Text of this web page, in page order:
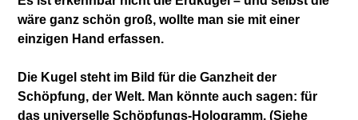
wäre ganz schön groß, wollte man sie mit einer
einzigen Hand erfassen.
Die Kugel steht im Bild für die Ganzheit der
Schöpfung, der Welt. Man könnte auch sagen: für
das universelle Schöpfungs-Hologramm. (Siehe